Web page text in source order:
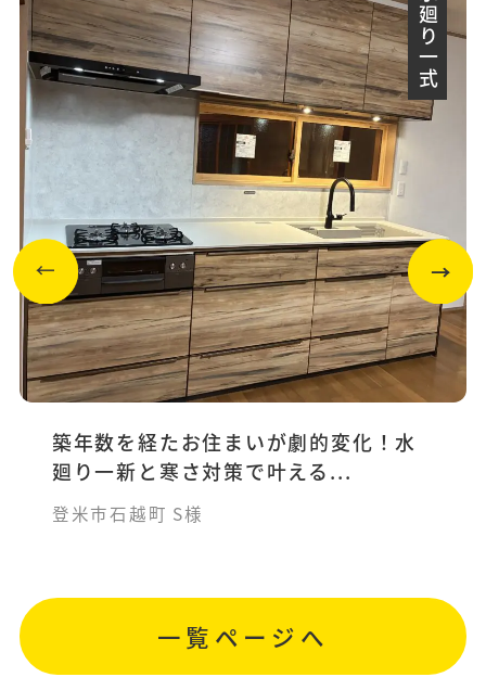
水廻り一式
築年数を経たお住まいが劇的変化！水
廻り一新と寒さ対策で叶える...
登米市石越町 S様
一覧ページへ